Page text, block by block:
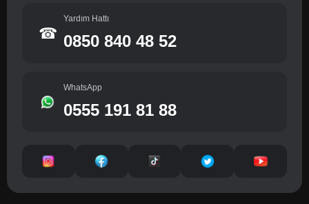
☎
Yardım Hattı
0850 840 48 52
WhatsApp
0555 191 81 88